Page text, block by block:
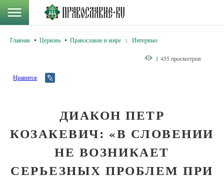
Главная Церковь Православие в мире : Интервью
1 455 просмотров
Нравится
ДИАКОН ПЕТР
КОЗАКЕВИЧ: «В СЛОВЕНИИ
НЕ ВОЗНИКАЕТ
СЕРЬЕЗНЫХ ПРОБЛЕМ ПРИ